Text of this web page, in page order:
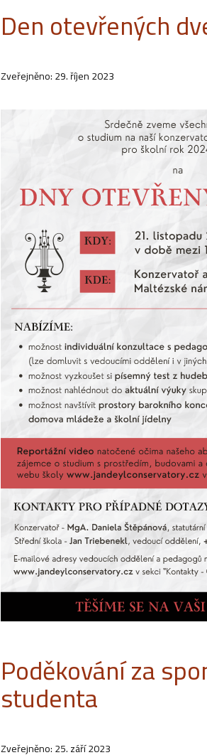
Den otevřených
Zveřejněno: 29. říjen 2023
Poděkování za
studenta
Zveřejněno: 25. září 2023